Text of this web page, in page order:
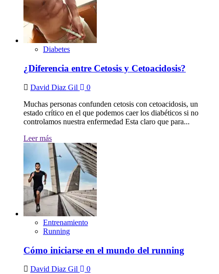
Diabetes
¿Diferencia entre Cetosis y Cetoacidosis?
David Diaz Gil
0
Muchas personas confunden cetosis con cetoacidosis, un
estado crítico en el que podemos caer los diabéticos si no
controlamos nuestra enfermedad Esta claro que para...
Leer más
Entrenamiento
Running
Cómo iniciarse en el mundo del running
David Diaz Gil
0